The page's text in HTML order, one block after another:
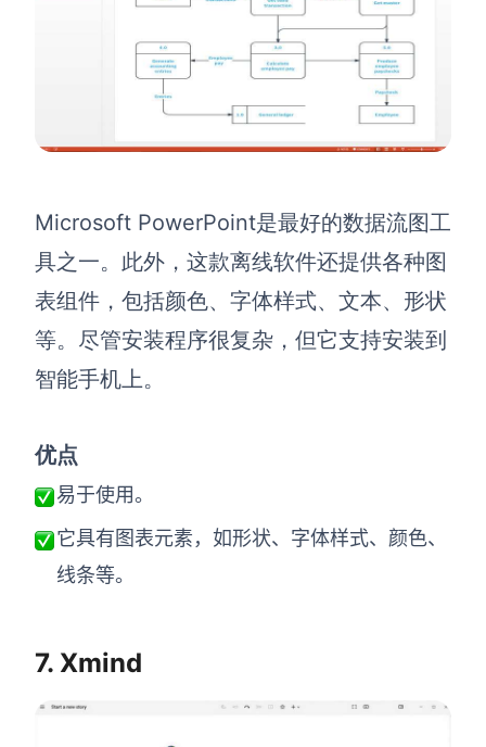
Microsoft PowerPoint是最好的数据流图工
具之一。此外，这款离线软件还提供各种图
表组件，包括颜色、字体样式、文本、形状
等。尽管安装程序很复杂，但它支持安装到
智能手机上。
优点
易于使用。
它具有图表元素，如形状、字体样式、颜色、
线条等。
7. Xmind